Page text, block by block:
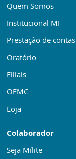
Quem Somos
Institucional MI
Prestação de contas
Oratório
Filiais
OFMC
Loja
Colaborador
Seja Mílite